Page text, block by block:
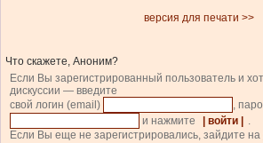
версия для печати >>
Что скажете, Аноним?
Если Вы зарегистрированный пользователь и
дискуссии — введите
свой логин (email)
,
и нажмите
| войти |
.
Если Вы еще не зарегистрировались, зайдите на